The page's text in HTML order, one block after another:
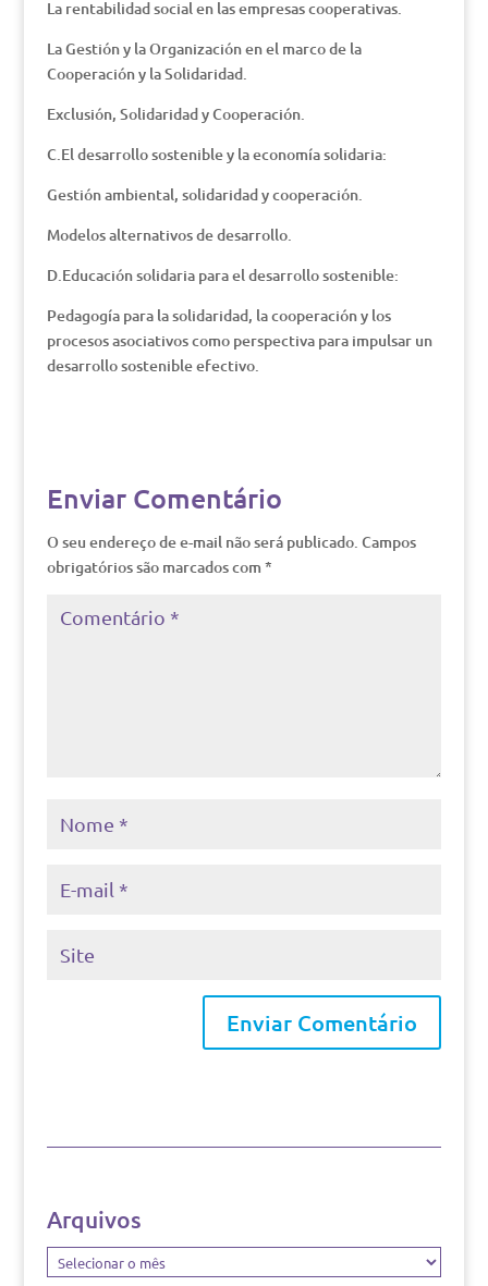
La rentabilidad social en las empresas cooperativas.
La Gestión y la Organización en el marco de la
Cooperación y la Solidaridad.
Exclusión, Solidaridad y Cooperación.
C.El desarrollo sostenible y la economía solidaria:
Gestión ambiental, solidaridad y cooperación.
Modelos alternativos de desarrollo.
D.Educación solidaria para el desarrollo sostenible:
Pedagogía para la solidaridad, la cooperación y los
procesos asociativos como perspectiva para impulsar un
desarrollo sostenible efectivo.
Enviar Comentário
O seu endereço de e-mail não será publicado. Campos
obrigatórios são marcados com *
Arquivos
Arquivos